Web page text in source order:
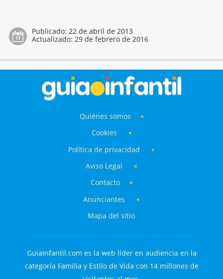
Publicado: 22 de abril de 2013
Actualizado: 29 de febrero de 2016
Quiénes somos
Cookies
Política de privacidad
Aviso Legal
Contacto
Anunciantes
Mapa del sitio
GuiaInfantil.com es la web líder en audiencia en la
categoría Familia y Estilo de Vida con 14 millones de